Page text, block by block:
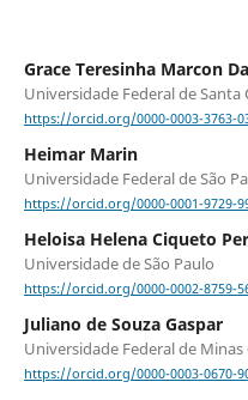
Grace Teresinha Marcon
Universidade Federal de Santa
https://orcid.org/0000-0003-3763-
Heimar Marin
Universidade Federal de São
https://orcid.org/0000-0001-9729-
Heloisa Helena Ciqueto
Universidade de São Paulo
https://orcid.org/0000-0002-8759-
Juliano de Souza Gaspar
Universidade Federal de Minas
https://orcid.org/0000-0003-0670-